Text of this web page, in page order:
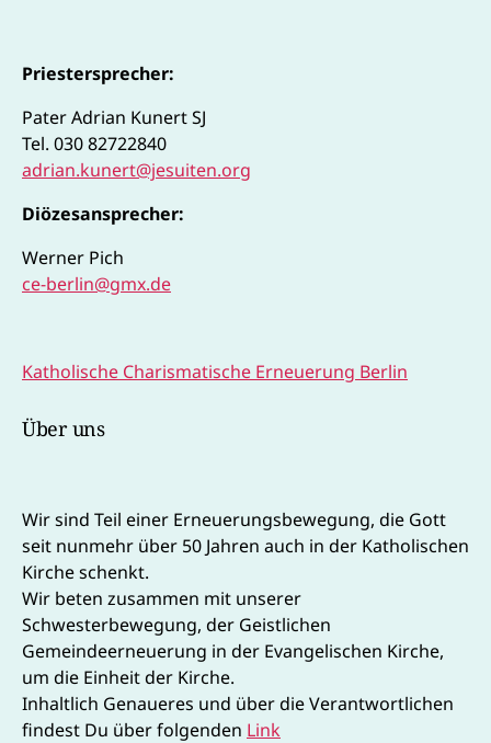
Priestersprecher:
Pater Adrian Kunert SJ
Tel. 030 82722840
adrian.kunert@jesuiten.org
Diözesansprecher:
Werner Pich
ce-berlin@gmx.de
Katholische Charismatische Erneuerung Berlin
Über uns
Wir sind Teil einer Erneuerungsbewegung, die Gott
seit nunmehr über 50 Jahren auch in der Katholischen
Kirche schenkt.
Wir beten zusammen mit unserer
Schwesterbewegung, der Geistlichen
Gemeindeerneuerung in der Evangelischen Kirche,
um die Einheit der Kirche.
Inhaltlich Genaueres und über die Verantwortlichen
findest Du über folgenden Link